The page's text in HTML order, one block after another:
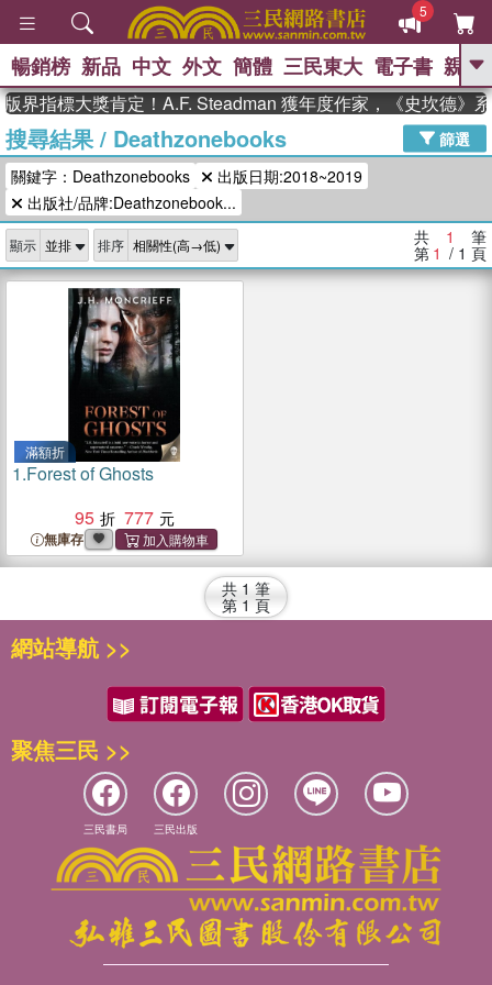
5
GO
熱搜： 東野圭吾 高希均教授回憶錄
、 The Odyssey 、 父親節 、 如果歷
史是一群喵 、 暑期推薦
獎 臺灣漫遊錄
登輝時代 、 數學女孩：黎曼猜想 、
偉大的迷走神經
暢銷榜 新品 中文 外文 簡體 三民東大 電子書 親子
界指標大獎肯定！A.F. Steadman 獲年度作家，《史坎德》
搜尋結果/ Deathzonebooks
篩選
關鍵字：Deathzonebooks
出版日期:2018~2019
出版社/品牌:Deathzonebook...
顯示 排序 共 1 筆
第 1 / 1 頁
滿額折
1.Forest of Ghosts
95
777
無庫存
共 1 筆
第 1 頁
網站導航 >>
聚焦三民 >>
三民書局 三民出版